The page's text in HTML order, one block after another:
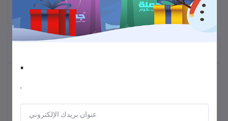
ترموس قهوة وشاي
.
.